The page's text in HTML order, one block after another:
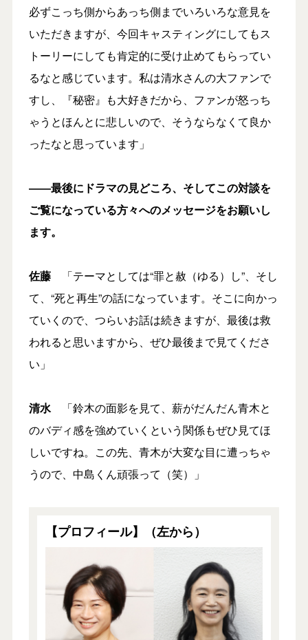
必ずこっち側からあっち側までいろいろな意見を
いただきますが、今回キャスティングにしてもス
トーリーにしても肯定的に受け止めてもらってい
るなと感じています。私は清水さんの大ファンで
すし、『秘密』も大好きだから、ファンが怒っち
ゃうとほんとに悲しいので、そうならなくて良か
ったなと思っています」
――最後にドラマの見どころ、そしてこの対談を
ご覧になっている方々へのメッセージをお願いし
ます。
佐藤「テーマとしては“罪と赦（ゆる）し”、そし
て、“死と再生”の話になっています。そこに向かっ
ていくので、つらいお話は続きますが、最後は救
われると思いますから、ぜひ最後まで見てくださ
い」
清水「鈴木の面影を見て、薪がだんだん青木と
のバディ感を強めていくという関係もぜひ見てほ
しいですね。この先、青木が大変な目に遭っちゃ
うので、中島くん頑張って（笑）」
【プロフィール】（左から）